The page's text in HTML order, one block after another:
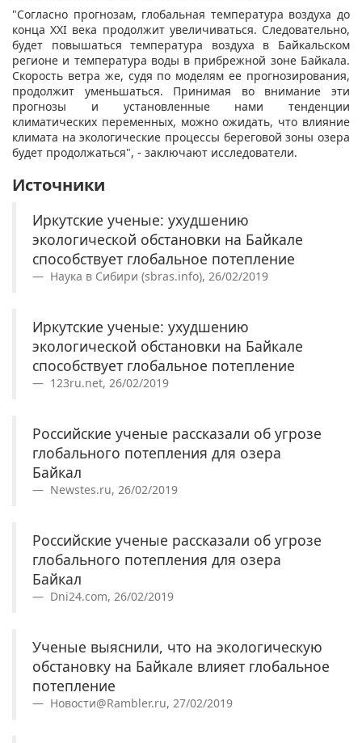
"Согласно прогнозам, глобальная температура воздуха до
конца XXI века продолжит увеличиваться. Следовательно,
будет повышаться температура воздуха в Байкальском
регионе и температура воды в прибрежной зоне Байкала.
Скорость ветра же, судя по моделям ее прогнозирования,
продолжит уменьшаться. Принимая во внимание эти
прогнозы и установленные нами тенденции
климатических переменных, можно ожидать, что влияние
климата на экологические процессы береговой зоны озера
будет продолжаться", - заключают исследователи.
Источники
Иркутские ученые: ухудшению
экологической обстановки на Байкале
способствует глобальное потепление
Наука в Сибири (sbras.info), 26/02/2019
Иркутские ученые: ухудшению
экологической обстановки на Байкале
способствует глобальное потепление
123ru.net, 26/02/2019
Российские ученые рассказали об угрозе
глобального потепления для озера
Байкал
Newstes.ru, 26/02/2019
Российские ученые рассказали об угрозе
глобального потепления для озера
Байкал
Dni24.com, 26/02/2019
Ученые выяснили, что на экологическую
обстановку на Байкале влияет глобальное
потепление
Новости@Rambler.ru, 27/02/2019